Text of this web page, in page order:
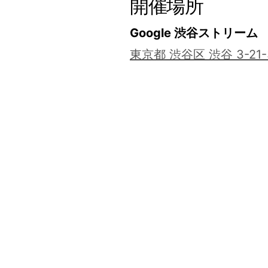
開催場所
Google 渋谷ストリーム
東京都 渋谷区 渋谷 3-